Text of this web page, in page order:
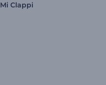
Mi Clappi